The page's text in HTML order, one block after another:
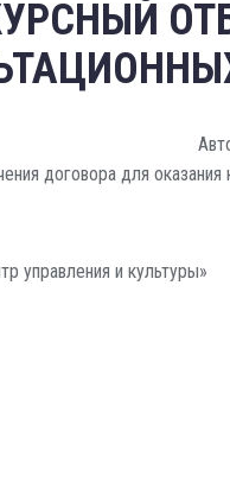
договора для
управления и культуры»